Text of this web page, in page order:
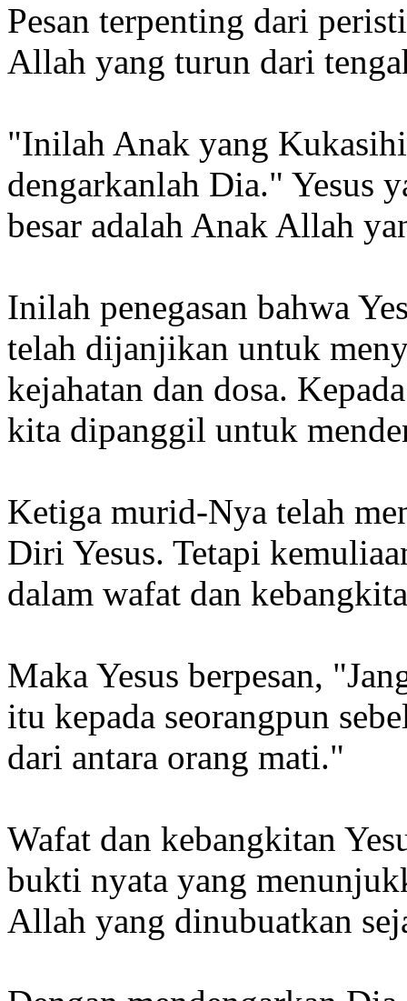
Pesan terpenting dari
Allah yang turun dari
"Inilah Anak yang
dengarkanlah Dia." Yesus
besar adalah Anak Allah
Inilah penegasan bahwa
telah dijanjikan untuk
kejahatan dan dosa.
kita dipanggil untuk
Ketiga murid-Nya telah
Diri Yesus. Tetapi
dalam wafat dan
Maka Yesus berpesan,
itu kepada seorangpun
dari antara orang mati."
Wafat dan kebangkitan
bukti nyata yang
Allah yang dinubuatkan